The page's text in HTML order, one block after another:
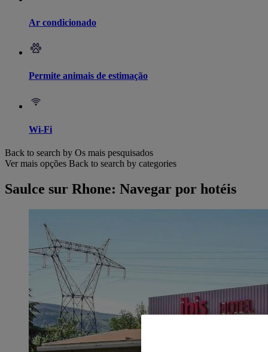
Ar condicionado
Permite animais de estimação
Wi-Fi
Back to search by Os mais pesquisados
Ver mais opções Back to search by categories
Saulce sur Rhone: Navegar por hotéis